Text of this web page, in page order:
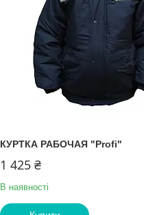
КУРТКА РАБОЧАЯ "Profi"
1 425 ₴
В наявності